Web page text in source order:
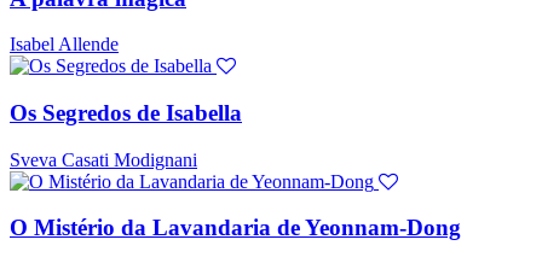
Isabel Allende
Os Segredos de Isabella
Sveva Casati Modignani
O Mistério da Lavandaria de Yeonnam-Dong